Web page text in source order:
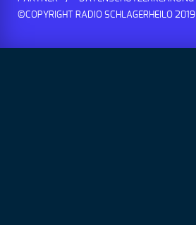
©COPYRIGHT RADIO SCHLAGERHEILO 2019